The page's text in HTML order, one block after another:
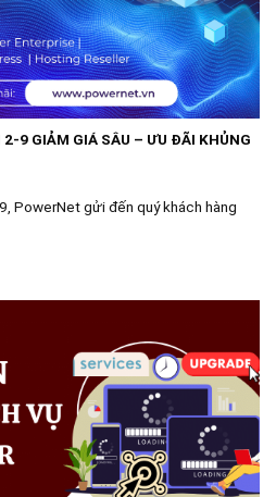
9 GIẢM GIÁ SÂU – ƯU ĐÃI KHỦNG
PowerNet gửi đến quý khách hàng